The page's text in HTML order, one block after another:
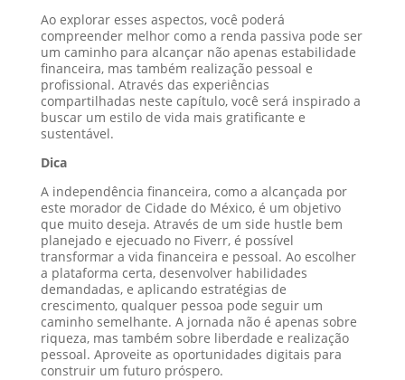
Ao explorar esses aspectos, você poderá
compreender melhor como a renda passiva pode ser
um caminho para alcançar não apenas estabilidade
financeira, mas também realização pessoal e
profissional. Através das experiências
compartilhadas neste capítulo, você será inspirado a
buscar um estilo de vida mais gratificante e
sustentável.
Dica
A independência financeira, como a alcançada por
este morador de Cidade do México, é um objetivo
que muito deseja. Através de um side hustle bem
planejado e ejecuado no Fiverr, é possível
transformar a vida financeira e pessoal. Ao escolher
a plataforma certa, desenvolver habilidades
demandadas, e aplicando estratégias de
crescimento, qualquer pessoa pode seguir um
caminho semelhante. A jornada não é apenas sobre
riqueza, mas também sobre liberdade e realização
pessoal. Aproveite as oportunidades digitais para
construir um futuro próspero.